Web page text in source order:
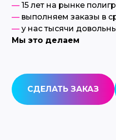
— 15 лет на рынке
— выполняем заказы в
— у нас тысячи
Мы это делаем
СДЕЛАТЬ ЗАКАЗ